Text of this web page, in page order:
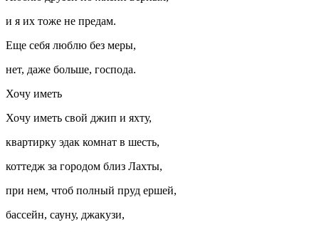
и я их тоже не предам.
Еще себя люблю без меры,
нет, даже больше, господа.
Хочу иметь
Хочу иметь свой джип и яхту,
квартирку эдак комнат в шесть,
коттедж за городом близ Лахты,
при нем, чтоб полный пруд ершей,
бассейн, сауну, джакузи,